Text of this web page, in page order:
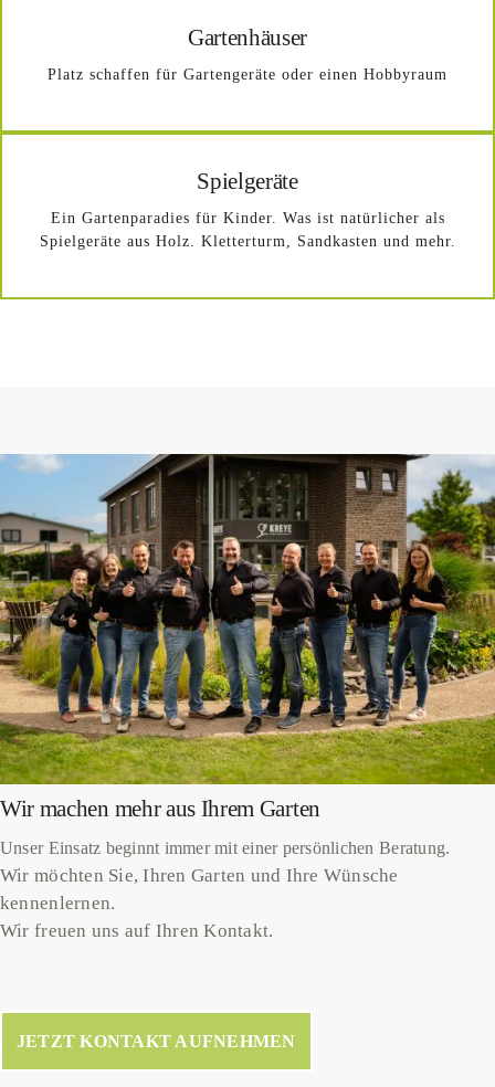
Gartenhäuser
Platz schaffen für Gartengeräte oder einen Hobbyraum
Spielgeräte
Ein Gartenparadies für Kinder. Was ist natürlicher als
Spielgeräte aus Holz. Kletterturm, Sandkasten und mehr.
Wir machen mehr aus Ihrem Garten
Unser Einsatz beginnt immer mit einer persönlichen Beratung.
Wir möchten Sie, Ihren Garten und Ihre Wünsche
kennenlernen.
Wir freuen uns auf Ihren Kontakt.
JETZT KONTAKT AUFNEHMEN